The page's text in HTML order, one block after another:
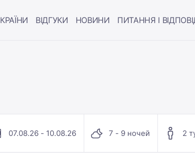
КРАЇНИ ВІДГУКИ НОВИНИ ПИТАННЯ І
07.08.26 - 10.08.26 7 - 9 ночей 2